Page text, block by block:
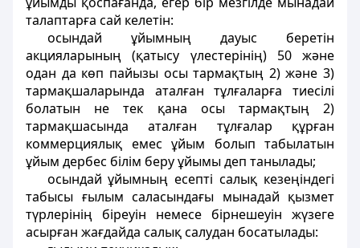
талаптарға сай келетiн:
осындай ұйымның дауыс беретін
акцияларының (қатысу үлестерiнiң) 50 және
одан да көп пайызы осы тармақтың 2) және 3)
тармақшаларында аталған тұлғаларға тиесiлi
болатын не тек қана осы тармақтың 2)
тармақшасында аталған тұлғалар құрған
коммерциялық емес ұйым болып табылатын
ұйым дербес білім беру ұйымы деп танылады;
осындай ұйымның есепті салық кезеңіндегі
табысы ғылым саласындағы мынадай қызмет
түрлерінің біреуін немесе бірнешеуін жүзеге
асырған жағдайда салық салудан босатылады: